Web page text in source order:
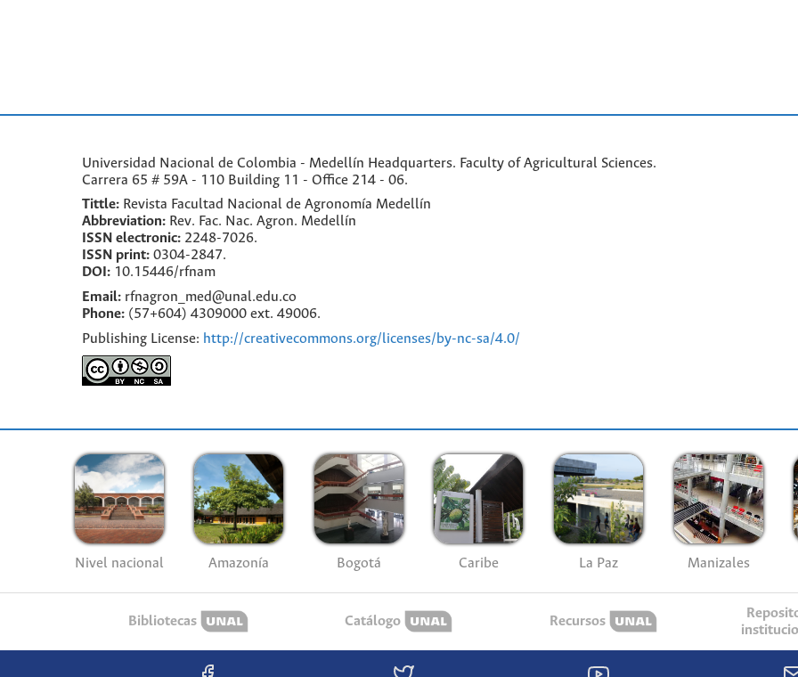
Universidad Nacional de Colombia - Medellín Headquarters. Faculty of Agricultural Sciences.
Carrera 65 # 59A - 110 Building 11 - Office 214 - 06.
Tittle: Revista Facultad Nacional de Agronomía Medellín
Abbreviation: Rev. Fac. Nac. Agron. Medellín
ISSN electronic: 2248-7026.
ISSN print: 0304-2847.
DOI: 10.15446/rfnam
Email: rfnagron_med@unal.edu.co
Phone: (57+604) 4309000 ext. 49006.
Publishing License: http://creativecommons.org/licenses/by-nc-sa/4.0/
Nivel nacional Amazonía Bogotá Caribe La Paz Manizales
Bibliotecas Catálogo Recursos